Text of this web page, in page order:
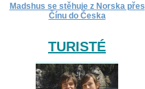
Madshus se stěhuje z Norska přes
Čínu do Česka
TURISTÉ